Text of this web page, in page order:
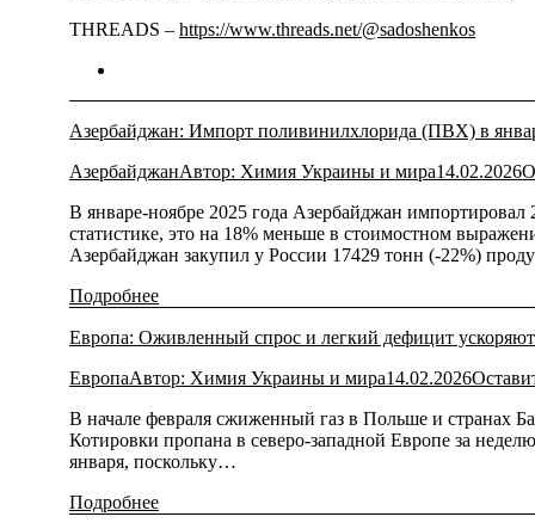
THREADS – https://www.threads.net/@sadoshenkos
Азербайджан: Импорт поливинилхлорида (ПВХ) в
АзербайджанАвтор: Химия Украины и мира14.02.2026
В январе-ноябре 2025 года Азербайджан
статистике, это на 18% меньше в стоимостном
Азербайджан закупил у России 17429 тонн (-22%)
Подробнее
Европа: Оживленный спрос и легкий дефицит
ЕвропаАвтор: Химия Украины и мира14.02.2026
В начале февраля сжиженный газ в Польше и странах
Котировки пропана в северо-западной Европе за
января, поскольку…
Подробнее